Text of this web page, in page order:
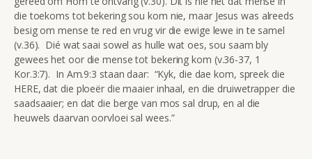
die toekoms tot bekering sou kom nie, maar Jesus was alreeds
besig om mense te red en vrug vir die ewige lewe in te samel
(v.36). Dié wat saai sowel as hulle wat oes, sou saam bly
gewees het oor die mense tot bekering kom (v.36-37, 1
Kor.3:7). In Am.9:3 staan daar: “Kyk, die dae kom, spreek die
HERE, dat die ploeër die maaier inhaal, en die druiwetrapper die
saadsaaier; en dat die berge van mos sal drup, en al die
heuwels daarvan oorvloei sal wees.”